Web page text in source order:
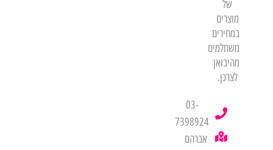
של
מוצרים
במחירים
משתלמים
מהיבואן
לצרכן.
03-
7398924
אברהם